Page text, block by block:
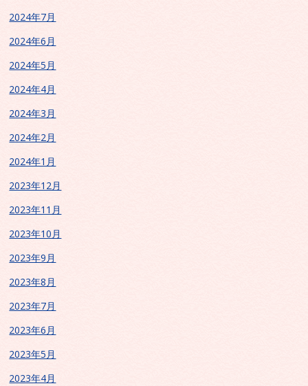
2024年7月
2024年6月
2024年5月
2024年4月
2024年3月
2024年2月
2024年1月
2023年12月
2023年11月
2023年10月
2023年9月
2023年8月
2023年7月
2023年6月
2023年5月
2023年4月